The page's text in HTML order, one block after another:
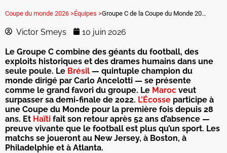
Coupe du monde 2026 >Équipes > Groupe C de la Coupe du Monde 2026 : Le Brésil d’Ancelotti, le rêve du Maroc et le conte de fées d’Haïti
Victor Smeys 10 juin 2026
Le Groupe C combine des géants du football, des
exploits historiques et des drames humains dans une
seule poule. Le Brésil — quintuple champion du
monde dirigé par Carlo Ancelotti — se présente
comme le grand favori du groupe. Le Maroc veut
surpasser sa demi-finale de 2022. L’Écosse participe à
une Coupe du Monde pour la première fois depuis 28
ans. Et Haïti fait son retour après 52 ans d’absence —
preuve vivante que le football est plus qu’un sport. Les
matchs se joueront au New Jersey, à Boston, à
Philadelphie et à Atlanta.